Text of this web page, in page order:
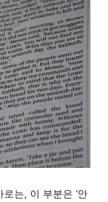
는, 이 부분은 ‘안